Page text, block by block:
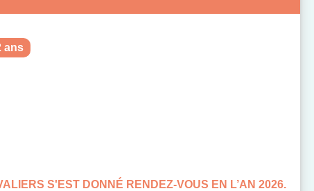
ans
S'EST DONNÉ RENDEZ-VOUS EN L’AN 2026.